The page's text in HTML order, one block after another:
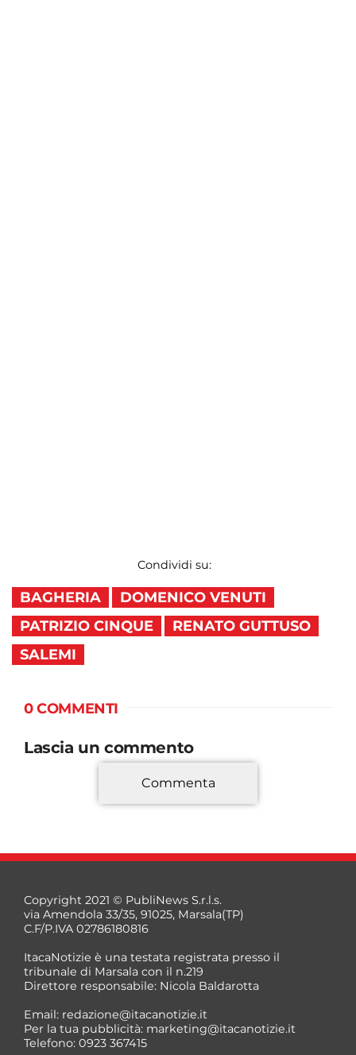
Condividi su:
BAGHERIA
DOMENICO VENUTI
PATRIZIO CINQUE
RENATO GUTTUSO
SALEMI
0 COMMENTI
Lascia un commento
*
*
Commenta
Copyright 2021 © PubliNews S.r.l.s.
via Amendola 33/35, 91025, Marsala(TP)
C.F/P.IVA 02786180816
ItacaNotizie è una testata registrata presso il
tribunale di Marsala con il n.219
Direttore responsabile: Nicola Baldarotta
Email: redazione@itacanotizie.it
Per la tua pubblicità: marketing@itacanotizie.it
Telefono: 0923 367415